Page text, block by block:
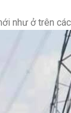
như ở trên